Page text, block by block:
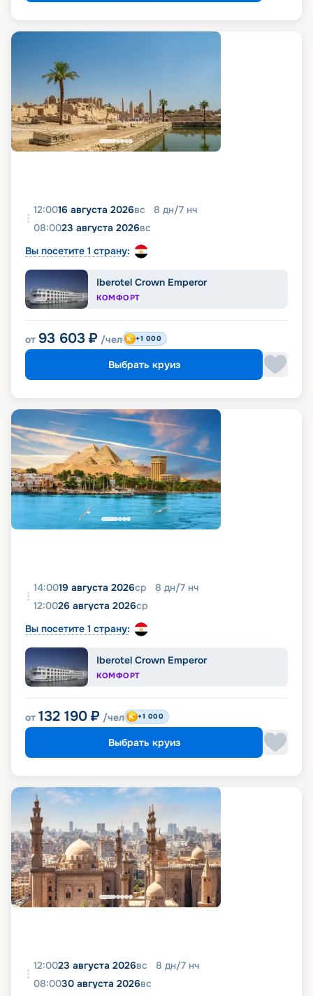
12:0016 августа 2026вс 8 дн/7 нч
08:0023 августа 2026вс
Вы посетите 1 страну:
Iberotel Crown Emperor
КОМФОРТ
от 93 603 ₽ /чел +1 000
Выбрать круиз
14:0019 августа 2026ср 8 дн/7 нч
12:0026 августа 2026ср
Вы посетите 1 страну:
Iberotel Crown Emperor
КОМФОРТ
от 132 190 ₽ /чел +1 000
Выбрать круиз
12:0023 августа 2026вс 8 дн/7 нч
08:0030 августа 2026вс